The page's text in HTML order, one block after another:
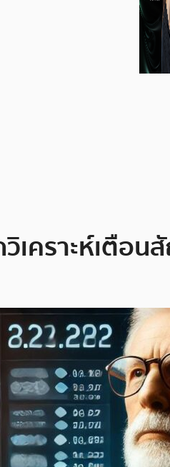
เคราะห์เตื